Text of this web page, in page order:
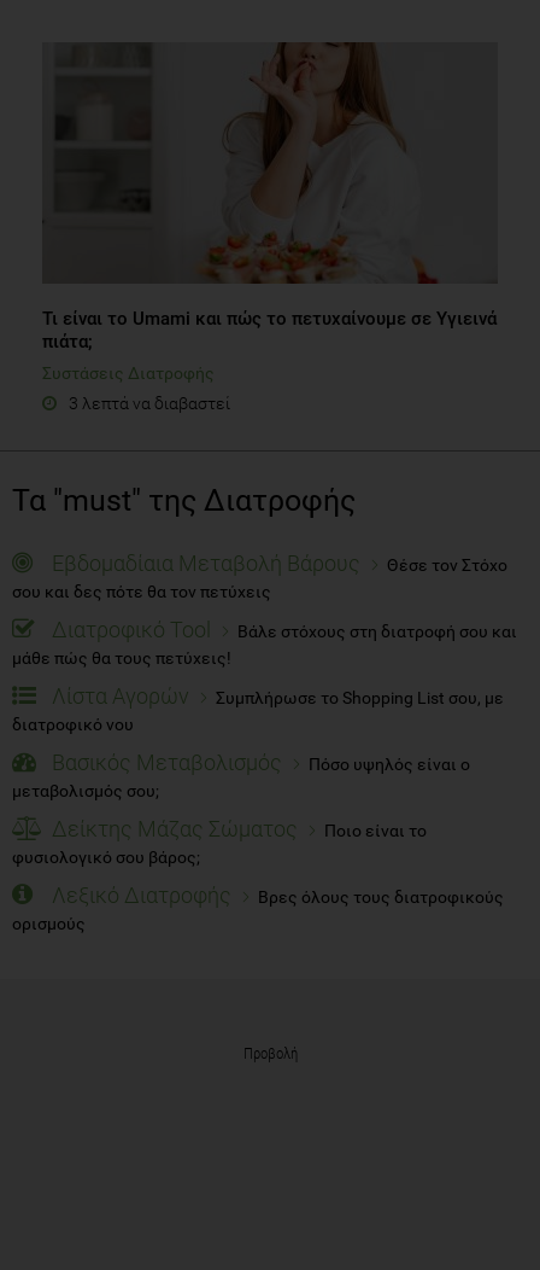
Τι είναι το Umami και πώς το πετυχαίνουμε σε Υγιεινά
πιάτα;
Συστάσεις Διατροφής
3 λεπτά να διαβαστεί
Τα "must" της Διατροφής
Εβδομαδίαια Μεταβολή Βάρους
Θέσε τον Στόχο
σου και δες πότε θα τον πετύχεις
Διατροφικό Tool
Βάλε στόχους στη διατροφή σου και
μάθε πώς θα τους πετύχεις!
Λίστα Αγορών
Συμπλήρωσε το Shopping List σου, με
διατροφικό νου
Βασικός Μεταβολισμός
Πόσο υψηλός είναι ο
μεταβολισμός σου;
Δείκτης Μάζας Σώματος
Ποιο είναι το
φυσιολογικό σου βάρος;
Λεξικό Διατροφής
Βρες όλους τους διατροφικούς
ορισμούς
Προβολή